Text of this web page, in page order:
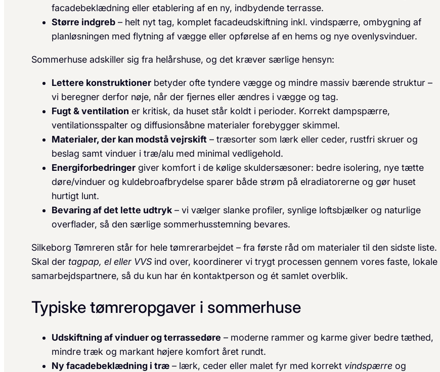
facadebeklædning eller etablering af en ny, indbydende terrasse.
Større indgreb– helt nyt tag, komplet facadeudskiftning inkl. vindspærre, ombygning af
planløsningen med flytning af vægge eller opførelse af en hems og nye ovenlysvinduer.
Sommerhuse adskiller sig fra helårshuse, og det kræver særlige hensyn:
Lettere konstruktionerbetyder ofte tyndere vægge og mindre massiv bærende struktur –
vi beregner derfor nøje, når der fjernes eller ændres i vægge og tag.
Fugt & ventilation er kritisk, da huset står koldt i perioder. Korrekt dampspærre,
ventilationsspalter og diffusionsåbne materialer forebygger skimmel.
Materialer, der kan modstå vejrskift – træsorter som lærk eller ceder, rustfri skruer og
beslag samt vinduer i træ/alu med minimal vedligehold.
Energiforbedringergiver komfort i de kølige skuldersæsoner: bedre isolering, nye tætte
døre/vinduer og kuldebroafbrydelse sparer både strøm på elradiatorerne og gør huset
hurtigt lunt.
Bevaring af det lette udtryk– vi vælger slanke profiler, synlige loftsbjælker og naturlige
overflader, så den særlige sommerhusstemning bevares.
Silkeborg Tømreren står for hele tømrerarbejdet – fra første råd om materialer til den sidste liste.
Skal der tagpap, el eller VVSind over, koordinerer vi trygt processen gennem vores faste, lokale
samarbejdspartnere, så du kun har én kontaktperson og ét samlet overblik.
Typiske tømreropgaver i sommerhuse
Udskiftning af vinduer og terrassedøre – moderne rammer og karme giver bedre tæthed,
mindre træk og markant højere komfort året rundt.
Ny facadebeklædning i træ– lærk, ceder eller malet fyr med korrekt vindspærreog